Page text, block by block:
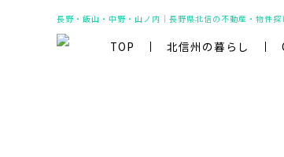
長野・飯山・中野・山ノ内｜長野県北信の不動産・物件
TOP 北信州の暮らし